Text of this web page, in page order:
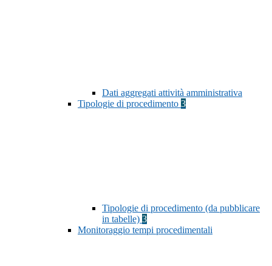
Dati aggregati attività amministrativa
Tipologie di procedimento 3
Tipologie di procedimento (da pubblicare
in tabelle) 3
Monitoraggio tempi procedimentali